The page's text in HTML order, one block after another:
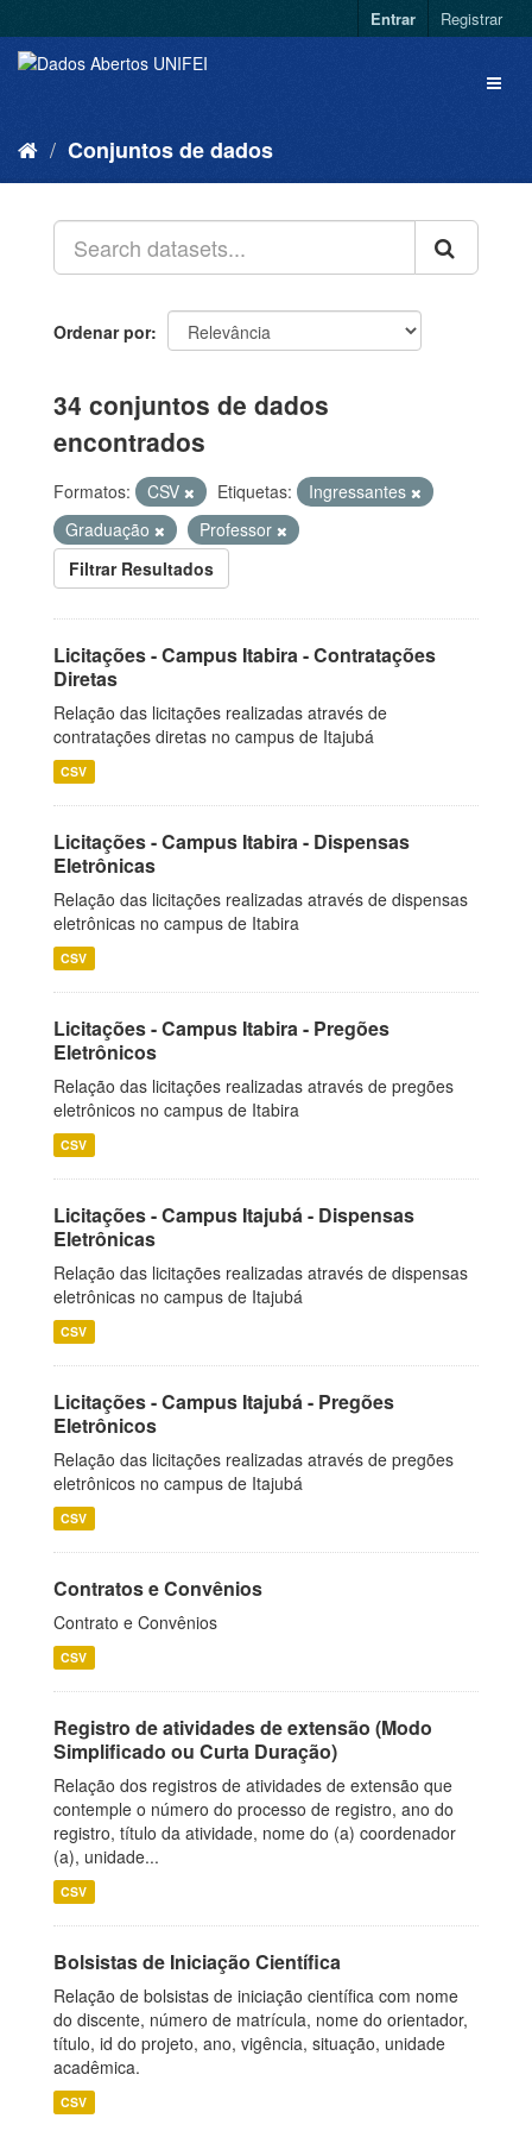
Entrar Registrar
Conjuntos de dados
Ordenar por
34 conjuntos de dados
encontrados
Formatos: CSV Etiquetas:
Ingressantes
Graduação
Professor
Filtrar Resultados
Licitações - Campus Itabira - Contratações
Diretas
Relação das licitações realizadas através de
contratações diretas no campus de Itajubá
CSV
Licitações - Campus Itabira - Dispensas
Eletrônicas
Relação das licitações realizadas através de dispensas
eletrônicas no campus de Itabira
CSV
Licitações - Campus Itabira - Pregões
Eletrônicos
Relação das licitações realizadas através de pregões
eletrônicos no campus de Itabira
CSV
Licitações - Campus Itajubá - Dispensas
Eletrônicas
Relação das licitações realizadas através de dispensas
eletrônicas no campus de Itajubá
CSV
Licitações - Campus Itajubá - Pregões
Eletrônicos
Relação das licitações realizadas através de pregões
eletrônicos no campus de Itajubá
CSV
Contratos e Convênios
Contrato e Convênios
CSV
Registro de atividades de extensão (Modo
Simplificado ou Curta Duração)
Relação dos registros de atividades de extensão que
contemple o número do processo de registro, ano do
registro, título da atividade, nome do (a) coordenador
(a), unidade...
CSV
Bolsistas de Iniciação Científica
Relação de bolsistas de iniciação científica com nome
do discente, número de matrícula, nome do orientador,
título, id do projeto, ano, vigência, situação, unidade
acadêmica.
CSV